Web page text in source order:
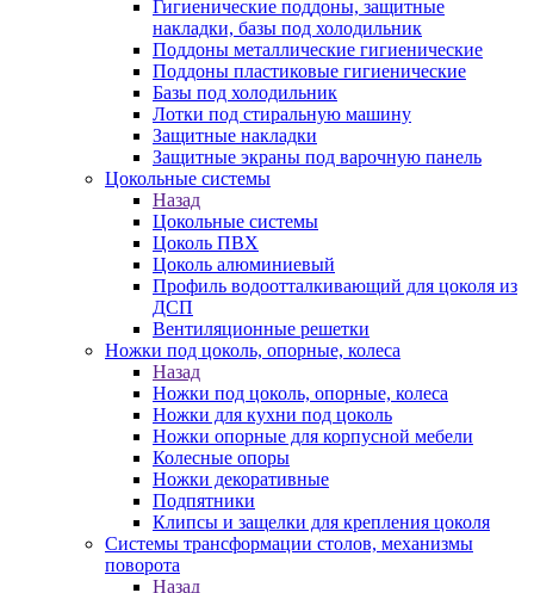
Гигиенические поддоны, защитные
накладки, базы под холодильник
Поддоны металлические гигиенические
Поддоны пластиковые гигиенические
Базы под холодильник
Лотки под стиральную машину
Защитные накладки
Защитные экраны под варочную панель
Цокольные системы
Назад
Цокольные системы
Цоколь ПВХ
Цоколь алюминиевый
Профиль водоотталкивающий для цоколя из
ДСП
Вентиляционные решетки
Ножки под цоколь, опорные, колеса
Назад
Ножки под цоколь, опорные, колеса
Ножки для кухни под цоколь
Ножки опорные для корпусной мебели
Колесные опоры
Ножки декоративные
Подпятники
Клипсы и защелки для крепления цоколя
Системы трансформации столов, механизмы
поворота
Назад